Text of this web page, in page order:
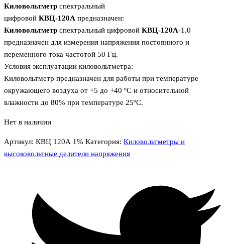
Киловольтметр спектральный
цифровой КВЦ-120А предназначен:
Киловольтметр спектральный цифровой КВЦ-120А-1,0
предназначен для измерения напряжения постоянного и
переменного тока частотой 50 Гц.
Условия эксплуатации киловольтметра:
Киловольтметр предназначен для работы при температуре
окружающего воздуха от +5 до +40 ºC и относительной
влажности до 80% при температуре 25ºC.
Нет в наличии
Артикул: КВЦ 120А 1% Категория: Киловольтметры и
высоковольтные делители напряжения